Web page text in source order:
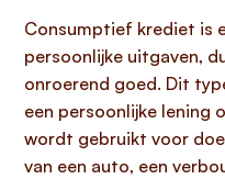
Consumptief krediet is
persoonlijke uitgaven,
onroerend goed. Dit
een persoonlijke lening
wordt gebruikt voor
van een auto, een